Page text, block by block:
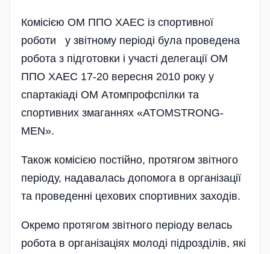
Комісією ОМ ППО ХАЕС із спортивної
роботи у звітному періоді була проведена
робота з підготовки і участі делегації ОМ
ППО ХАЕС 17-20 вересня 2010 року у
спартакіаді ОМ Атомпрофспілки та
спортивних змаганнях «ATOMSTRONG­
MEN».
Також комісією постійно, протягом звітного
періоду, надавалась допомога в організації
та проведенні цехових спортивних заходів.
Окремо протягом звітного періоду велась
робота в організаціях молоді підрозділів, які